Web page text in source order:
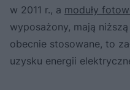
w 2011 r., a moduły
wyposażony, mają
obecnie stosowane, to
uzysku energii